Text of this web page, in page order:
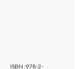
ISBN :978-2-